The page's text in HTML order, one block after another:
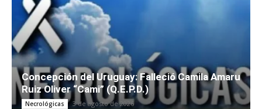
Concepción del Uruguay: Falleció Camila Amaru
Ruiz Oliver “Cami” (Q.E.P.D.)
Necrológicas 3 de agosto de 2026